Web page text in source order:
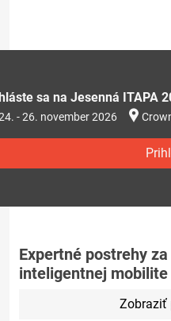
sa na Jesenná ITAPA
- 26. november 2026
Expertné postrehy
inteligentnej mobilite
Zobraziť